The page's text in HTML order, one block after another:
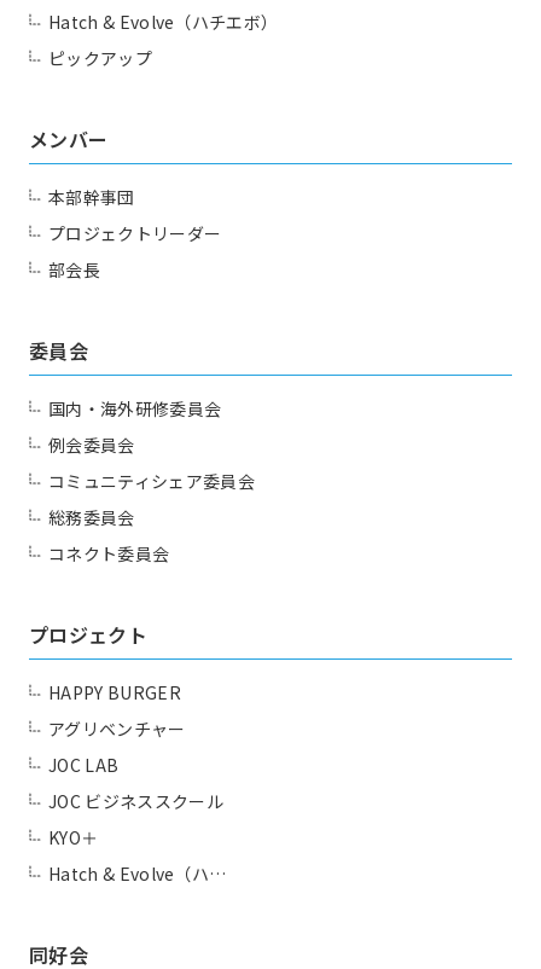
Hatch & Evolve（ハチエボ）
ピックアップ
メンバー
本部幹事団
プロジェクトリーダー
部会長
委員会
国内・海外研修委員会
例会委員会
コミュニティシェア委員会
総務委員会
コネクト委員会
プロジェクト
HAPPY BURGER
アグリベンチャー
JOC LAB
JOC ビジネススクール
KYO＋
Hatch & Evolve（ハ…
同好会